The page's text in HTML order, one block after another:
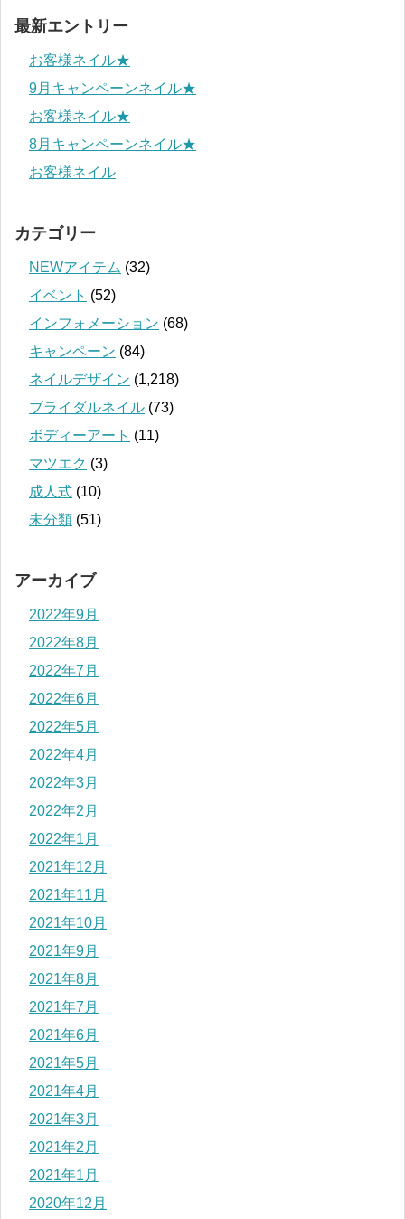
最新エントリー
お客様ネイル★
9月キャンペーンネイル★
お客様ネイル★
8月キャンペーンネイル★
お客様ネイル
カテゴリー
NEWアイテム (32)
イベント (52)
インフォメーション (68)
キャンペーン (84)
ネイルデザイン (1,218)
ブライダルネイル (73)
ボディーアート (11)
マツエク (3)
成人式 (10)
未分類 (51)
アーカイブ
2022年9月
2022年8月
2022年7月
2022年6月
2022年5月
2022年4月
2022年3月
2022年2月
2022年1月
2021年12月
2021年11月
2021年10月
2021年9月
2021年8月
2021年7月
2021年6月
2021年5月
2021年4月
2021年3月
2021年2月
2021年1月
2020年12月